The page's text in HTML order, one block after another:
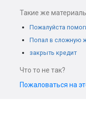
Такие же
Пожалуйста
Попал в сложную
закрыть кредит
Что то не так?
Пожаловаться на